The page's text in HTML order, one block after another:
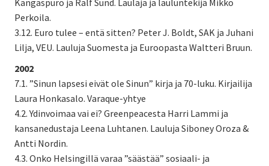
Perkoila.
3.12. Euro tulee – entä sitten? Peter J. Boldt, SAK ja Juhani
Lilja, VEU. Lauluja Suomesta ja Euroopasta Waltteri Bruun.
2002
7.1. ”Sinun lapsesi eivät ole Sinun” kirja ja 70-luku. Kirjailija
Laura Honkasalo. Varaque-yhtye
4.2. Ydinvoimaa vai ei? Greenpeacesta Harri Lammi ja
kansanedustaja Leena Luhtanen. Lauluja Siboney Oroza &
Antti Nordin.
4.3. Onko Helsingillä varaa ”säästää” sosiaali- ja